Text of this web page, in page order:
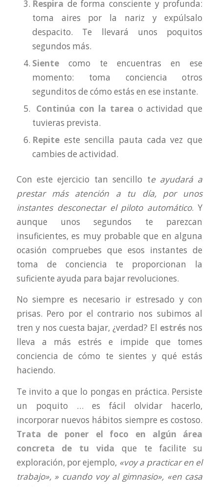
Respira de forma consciente y profunda:
toma aires por la nariz y expúlsalo
despacito. Te llevará unos poquitos
segundos más.
Sientecomo te encuentras en ese
momento: toma conciencia otros
segunditos de cómo estás en ese instante.
Continúa con la tarea o actividad que
tuvieras prevista.
Repiteeste sencilla pauta cada vez que
cambies de actividad.
Con este ejercicio tan sencillo te ayudará a
prestar más atención a tu día, por unos
instantes desconectar el piloto automático. Y
aunque unos segundos te parezcan
insuficientes, es muy probable que en alguna
ocasión compruebes que esos instantes de
toma de conciencia te proporcionan la
suficiente ayuda para bajar revoluciones.
No siempre es necesario ir estresado y con
prisas. Pero por el contrario nos subimos al
tren y nos cuesta bajar, ¿verdad? El estrés nos
lleva a más estrés e impide que tomes
conciencia de cómo te sientes y qué estás
haciendo.
Te invito a que lo pongas en práctica. Persiste
un poquito … es fácil olvidar hacerlo,
incorporar nuevos hábitos siempre es costoso.
Trata de poner el foco en algún área
concreta de tu vida que te facilite su
exploración, por ejemplo, «voy a practicar en el
trabajo», » cuando voy al gimnasio», «en casa